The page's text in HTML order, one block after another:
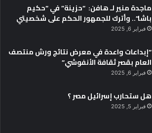
ماجدة منير لـ هافن: “حزينة” في “حكيم
باشا”.. وأترك للجمهور الحكم على شخصيتي
فبراير 6, 2025
“إبداعات واعدة في معرض نتائج ورش منتصف
العام بقصر ثقافة الأنفوشي”
فبراير 6, 2025
هل ستحارب إسرائيل مصر ؟
فبراير 5, 2025